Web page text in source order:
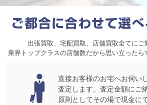
出張買取、宅配買取、店舗買取全てにご
業界トップクラスの店舗数だから思い立ったら
直接お客様のお宅へお伺い
査定します。査定金額にご
原則としてその場で現金に